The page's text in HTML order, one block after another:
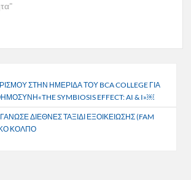
ΣΤΗΝ ΗΜΕΡΙΔΑ ΤΟΥ BCA COLLEGE ΓΙΑ
SYMBIOSIS EFFECT: AI & I»￼
ΔΙΕΘΝΕΣ ΤΑΞΙΔΙ ΕΞΟΙΚΕΙΩΣΗΣ (FAM
ΚΟΛΠΟ